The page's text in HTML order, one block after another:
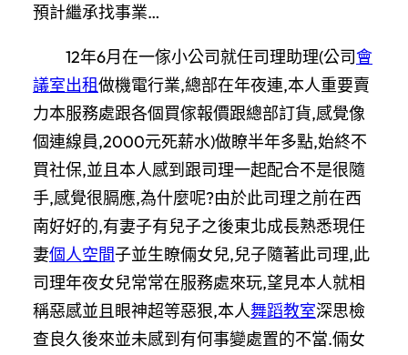
預計繼承找事業…
12年6月在一傢小公司就任司理助理(公司會
議室出租做機電行業,總部在年夜連,本人重要賣
力本服務處跟各個買傢報價跟總部訂貨,感覺像
個連線員,2000元死薪水)做瞭半年多點,始終不
買社保,並且本人感到跟司理一起配合不是很隨
手,感覺很膈應,為什麼呢?由於此司理之前在西
南好好的,有妻子有兒子之後東北成長熟悉現任
妻個人空間子並生瞭倆女兒,兒子隨著此司理,此
司理年夜女兒常常在服務處來玩,望見本人就相
稱惡感並且眼神超等惡狠,本人舞蹈教室深思檢
查良久後來並未感到有何事變處置的不當.倆女